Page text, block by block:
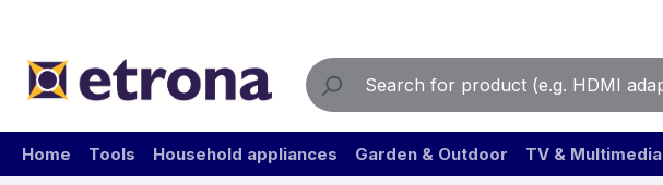
Home Tools Household appliances Garden & Outdoor TV & Multimedia